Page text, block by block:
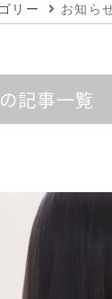
リー お知ら
の記事一覧